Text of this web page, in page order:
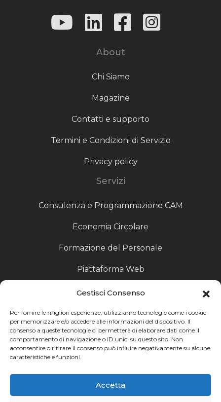
Gestisci Consenso
Per fornire le migliori esperienze, utilizziamo tecnologie come i cookie
per memorizzare e/o accedere alle informazioni del dispositivo. Il
consenso a queste tecnologie ci permetterà di elaborare dati come il
comportamento di navigazione o ID unici su questo sito. Non
acconsentire o ritirare il consenso può influire negativamente su alcune
caratteristiche e funzioni.
Accetta
About
Chi Siamo
Magazine
Contatti e supporto
Termini e Condizioni di Servizio
Privacy policy
Servizi
Consulenza e Programmazione CAM
Economia Circolare
Formazione del Personale
Piattaforma Web
Scouting fornitori
Produzione Particolari
Raccoglitori di Fine Linea
Ricerca
Ricerca avanzata
Catalogo fornitori